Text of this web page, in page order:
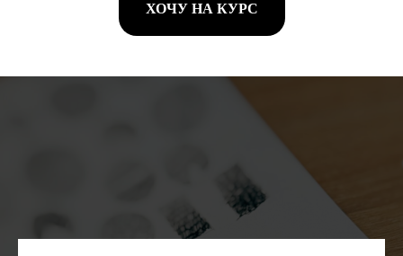
ХОЧУ НА КУРС